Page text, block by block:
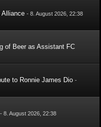
Alliance -8. August 2026, 22:38
of Beer as Assistant FC
to Ronnie James Dio -
-8. August 2026, 22:38